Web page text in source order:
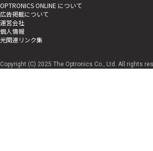
OPTRONICS ONLINE について
広告掲載について
運営会社
個人情報
光関連リンク集
Copyright (C) 2025 The Optronics Co., Ltd. All rights